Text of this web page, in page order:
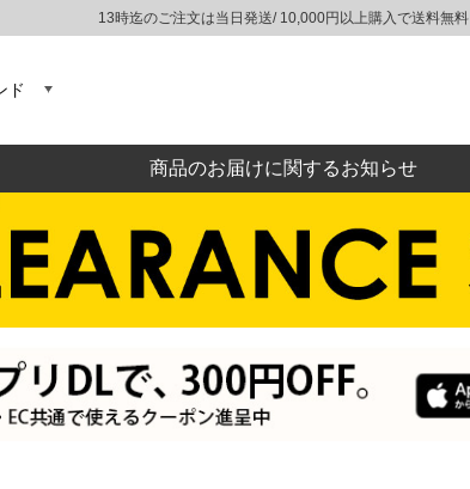
13時迄のご注文は当日発送/ 10,000円以上購入で送料無料
ド
商品のお届けに関するお知らせ